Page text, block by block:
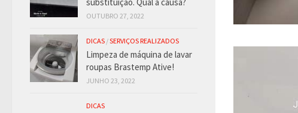
OUTUBRO 27, 2022
DICAS /SERVIÇOS REALIZADOS
Limpeza de máquina de lavar
roupas Brastemp Ative!
JUNHO 23, 2022
DICAS